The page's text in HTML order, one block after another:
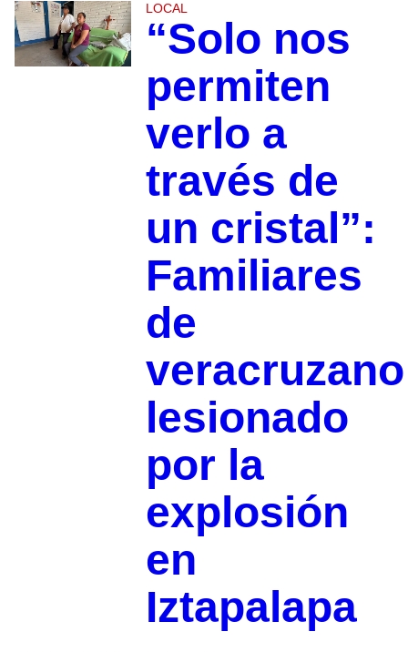
LOCAL
“Solo nos
permiten
verlo a
través de
un cristal”:
Familiares
de
veracruzano
lesionado
por la
explosión
en
Iztapalapa